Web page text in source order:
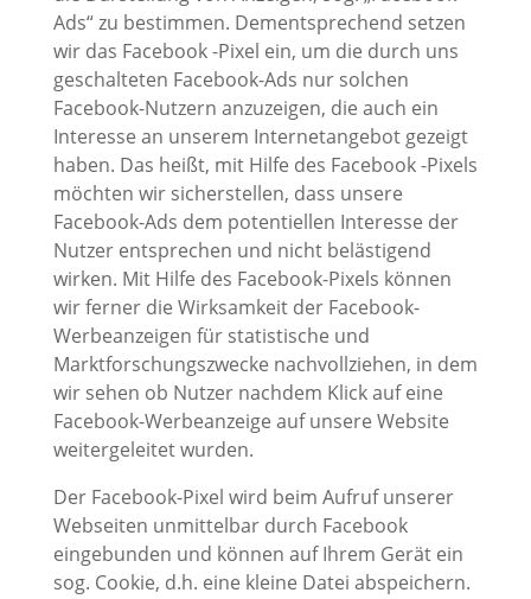
Ads“ zu bestimmen. Dementsprechend setzen
wir das Facebook -Pixel ein, um die durch uns
geschalteten Facebook-Ads nur solchen
Facebook-Nutzern anzuzeigen, die auch ein
Interesse an unserem Internetangebot gezeigt
haben. Das heißt, mit Hilfe des Facebook -Pixels
möchten wir sicherstellen, dass unsere
Facebook-Ads dem potentiellen Interesse der
Nutzer entsprechen und nicht belästigend
wirken. Mit Hilfe des Facebook-Pixels können
wir ferner die Wirksamkeit der Facebook-
Werbeanzeigen für statistische und
Marktforschungszwecke nachvollziehen, in dem
wir sehen ob Nutzer nachdem Klick auf eine
Facebook-Werbeanzeige auf unsere Website
weitergeleitet wurden.
Der Facebook-Pixel wird beim Aufruf unserer
Webseiten unmittelbar durch Facebook
eingebunden und können auf Ihrem Gerät ein
sog. Cookie, d.h. eine kleine Datei abspeichern.